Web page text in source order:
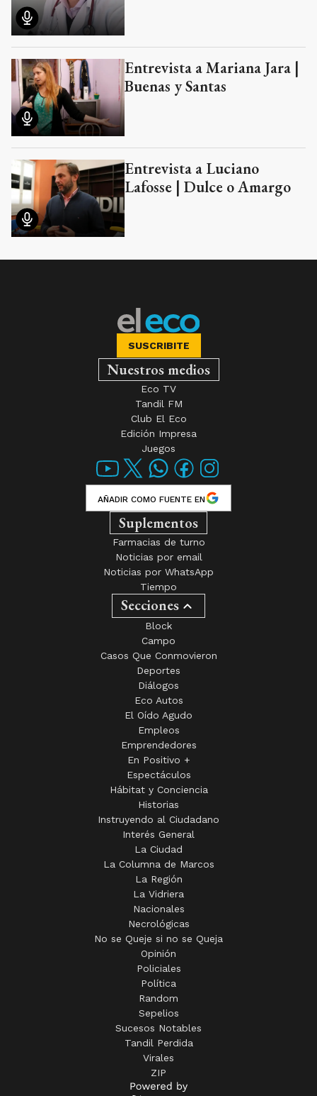
Entrevista a Mariana Jara |
Buenas y Santas
Entrevista a Luciano
Lafosse | Dulce o Amargo
SUSCRIBITE
Nuestros medios
Eco TV
Tandil FM
Club El Eco
Edición Impresa
Juegos
AÑADIR COMO FUENTE EN
Suplementos
Farmacias de turno
Noticias por email
Noticias por WhatsApp
Tiempo
Secciones
Block
Campo
Casos Que Conmovieron
Deportes
Diálogos
Eco Autos
El Oído Agudo
Empleos
Emprendedores
En Positivo +
Espectáculos
Hábitat y Conciencia
Historias
Instruyendo al Ciudadano
Interés General
La Ciudad
La Columna de Marcos
La Región
La Vidriera
Nacionales
Necrológicas
No se Queje si no se Queja
Opinión
Policiales
Política
Random
Sepelios
Sucesos Notables
Tandil Perdida
Virales
ZIP